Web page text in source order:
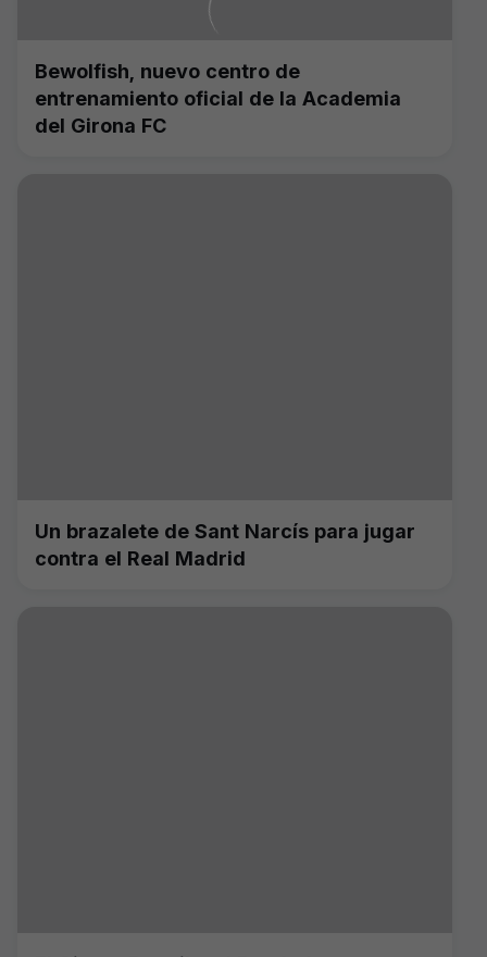
Bewolfish, nuevo centro de
entrenamiento oficial de la Academia
del Girona FC
Un brazalete de Sant Narcís para jugar
contra el Real Madrid